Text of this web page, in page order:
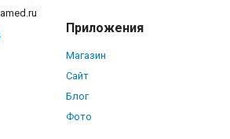
Приложения
Магазин
Сайт
Блог
Фото